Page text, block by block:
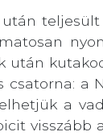
után
után
csatorna: a
a
visszább